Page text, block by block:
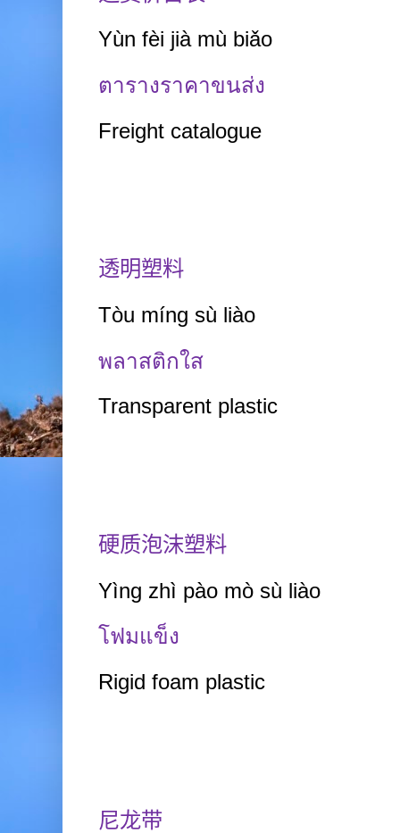
Yùn fèi jià mù biǎo
ตารางราคาขนส่ง
Freight catalogue
透明塑料
Tòu míng sù liào
พลาสติกใส
Transparent plastic
硬质泡沫塑料
Yìng zhì pào mò sù liào
โฟมแข็ง
Rigid foam plastic
尼龙带